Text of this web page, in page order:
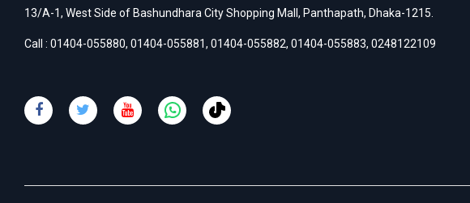
13/A-1, West Side of Bashundhara City Shopping Mall, Panthapath, Dhaka-1215.
Call : 01404-055880, 01404-055881, 01404-055882, 01404-055883, 0248122109